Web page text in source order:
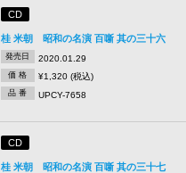
CD
桂 米朝 昭和の名演 百噺 其の三十六
発売日 2020.01.29
価 格 ¥1,320 (税込)
品 番 UPCY-7658
CD
桂 米朝 昭和の名演 百噺 其の三十七